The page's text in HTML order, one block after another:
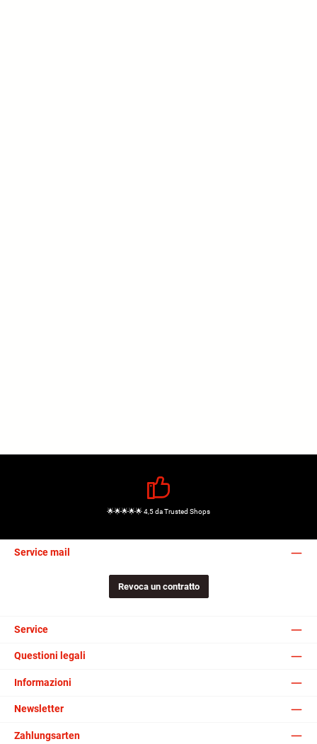
🌟🌟🌟🌟🌟 4,5 da Trusted Shops
Service mail
Revoca un contratto
Service
Questioni legali
Informazioni
Newsletter
Zahlungsarten